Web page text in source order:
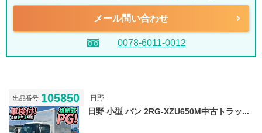
メール問い合わせ
0078-6011-0012
出品番号 105850 日野
日野 小型 バン 2RG-XZU650M中古トラッ...